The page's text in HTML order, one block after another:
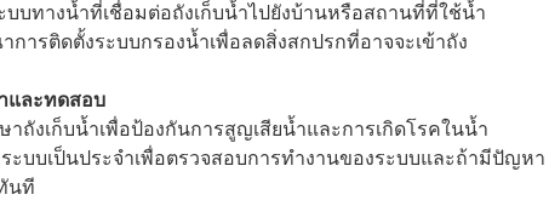
บบทางน้ำที่เชื่อมต่อถังเก็บน้ำไปยังบ้านหรือสถานที่ที่ใช้น้ำ
การติดตั้งระบบกรองน้ำเพื่อลดสิ่งสกปรกที่อาจจะเข้าถัง
และทดสอบ
าถังเก็บน้ำเพื่อป้องกันการสูญเสียน้ำและการเกิดโรคในน้ำ
ะบบเป็นประจำเพื่อตรวจสอบการทำงานของระบบและถ้ามีปัญหา
นที